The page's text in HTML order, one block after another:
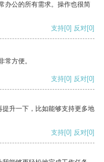
办公的所有需求。操作也很简
支持[0] 反对[0]
常方便。
支持[0] 反对[0]
升一下，比如能够支持更多地
支持[0] 反对[0]